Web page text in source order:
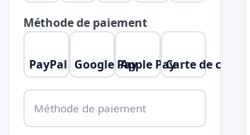
Méthode de paiement
PayPal Google PayApple PayCarte de crédit
Méthode de paiement